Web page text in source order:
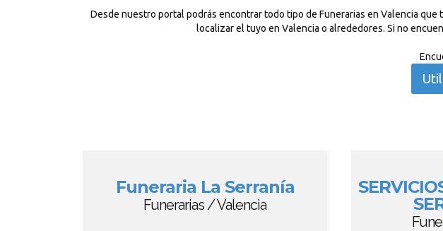
Desde nuestro portal podrás encontrar todo tipo de Funerarias en Valencia
localizar el tuyo en Valencia o alrededores. Si no
Funeraria La Serranía
Funerarias / Valencia